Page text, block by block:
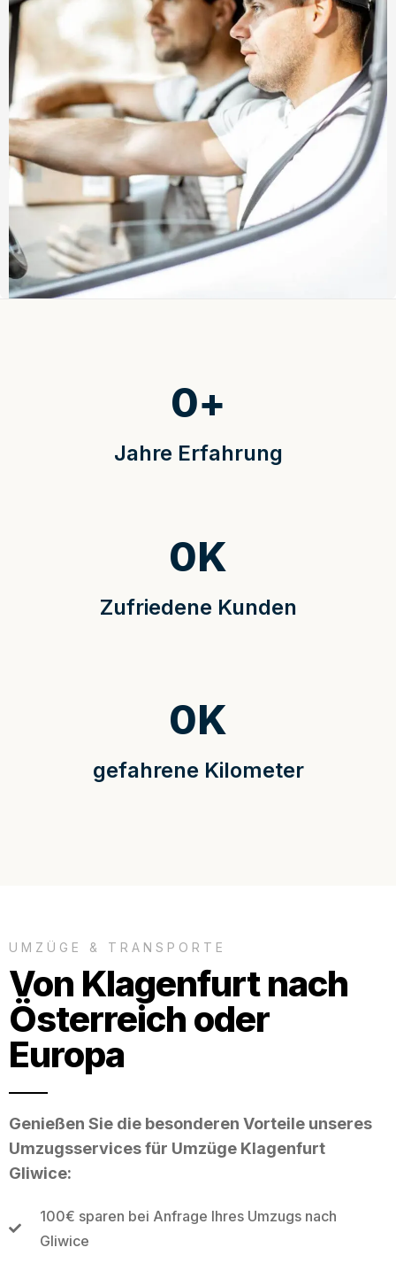
Jahre Erfahrung
0+
Zufriedene Kunden
0K
gefahrene Kilometer
0K
UMZÜGE & TRANSPORTE
Von Klagenfurt nach
Österreich oder
Europa
Genießen Sie die besonderen Vorteile unseres
Umzugsservices für Umzüge Klagenfurt
Gliwice:
100€ sparen bei Anfrage Ihres Umzugs nach
Gliwice